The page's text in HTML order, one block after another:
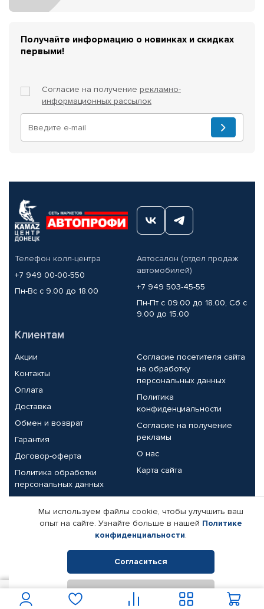
Получайте информацию о новинках и скидках
первыми!
Согласие на получение рекламно-
информационных рассылок
Телефон колл-центра
+7 949 00-00-550
Пн-Вс с 9.00 до 18.00
Автосалон (отдел продаж
автомобилей)
+7 949 503-45-55
Пн-Пт с 09.00 до 18.00, Сб с
9.00 до 15.00
Клиентам
Акции
Контакты
Оплата
Доставка
Обмен и возврат
Гарантия
Договор-оферта
Политика обработки
персональных данных
Согласие посетителя сайта
на обработку
персональных данных
Политика
конфиденциальности
Согласие на получение
рекламы
О нас
Карта сайта
Партнерам
Корпоративным клиентам
Поставщикам
Реквизиты компании
© КАМАЗ ЦЕНТР ДОНЕЦК, 2015-2026. Все права защищены.
Интернет-магазин автомобильных товаров Автопрофи.
Мы используем файлы cookie, чтобы улучшить ваш
опыт на сайте. Узнайте больше в нашей Политике
конфиденциальности.
Согласиться
Отклонить
В корзину